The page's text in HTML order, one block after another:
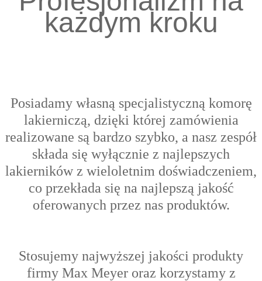
każdym kroku
Posiadamy własną specjalistyczną komorę
lakierniczą, dzięki której zamówienia
realizowane są bardzo szybko, a nasz zespół
składa się wyłącznie z najlepszych
lakierników z wieloletnim doświadczeniem,
co przekłada się na najlepszą jakość
oferowanych przez nas produktów.
Stosujemy najwyższej jakości produkty
firmy Max Meyer oraz korzystamy z